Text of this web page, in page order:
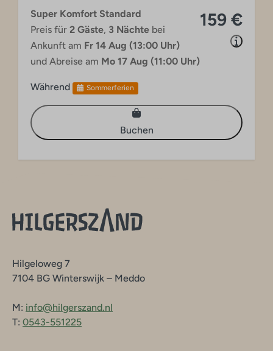
159 €
Super Komfort Standard
Preis für 2 Gäste, 3 Nächte bei
Ankunft am Fr 14 Aug (13:00 Uhr)
und Abreise am Mo 17 Aug (11:00 Uhr)
Während Sommerferien
Buchen
Hilgeloweg 7
7104 BG Winterswijk – Meddo
M: info@hilgerszand.nl
T: 0543-551225